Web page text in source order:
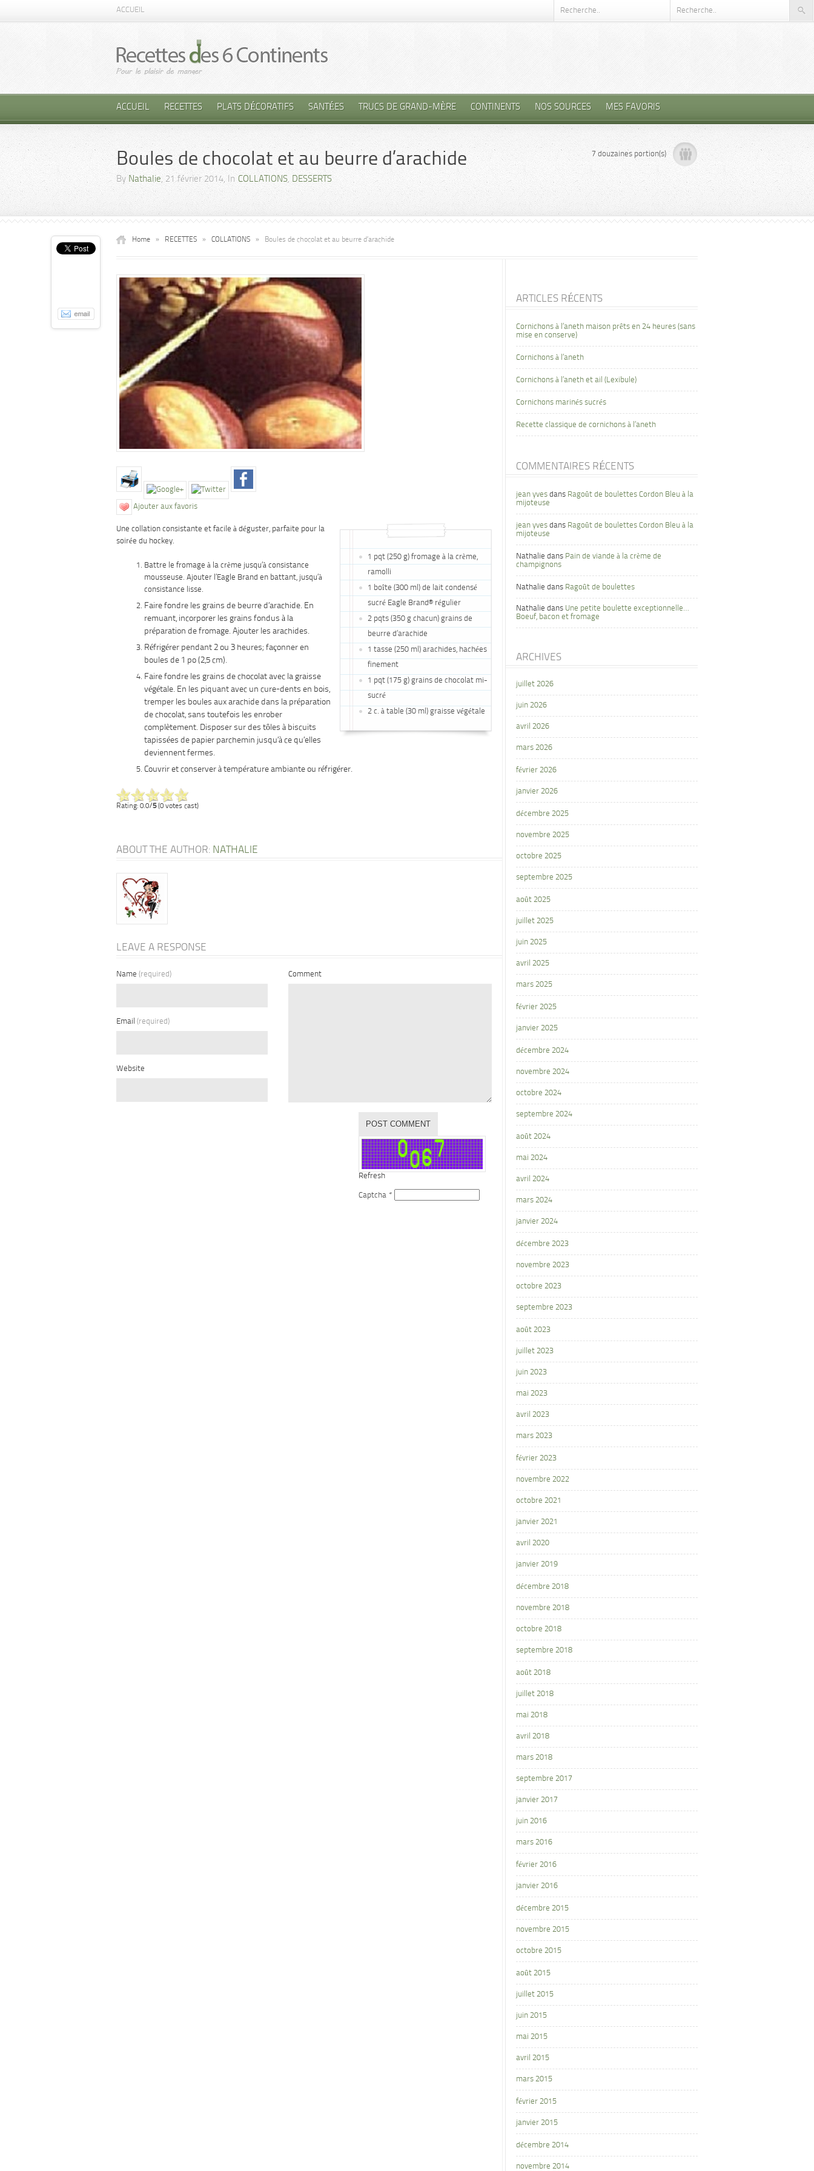
ACCUEIL
ACCUEIL RECETTES PLATS DÉCORATIFS SANTÉES TRUCS DE GRAND-MÈRE CONTINENTS NOS SOURCES MES FAVORIS
Boules de chocolat et au beurre d’arachide
By Nathalie, 21 février 2014, In COLLATIONS, DESSERTS
7 douzaines portion(s)
Home » RECETTES » COLLATIONS » Boules de chocolat et au beurre d’arachide
Ajouter aux favoris
1 pqt (250 g) fromage à la crème,
ramolli
1 boîte (300 ml) de lait condensé
sucré Eagle Brand® régulier
2 pqts (350 g chacun) grains de
beurre d’arachide
1 tasse (250 ml) arachides, hachées
finement
1 pqt (175 g) grains de chocolat mi-
sucré
2 c. à table (30 ml) graisse végétale
Une collation consistante et facile à déguster, parfaite pour la
soirée du hockey.
Battre le fromage à la crème jusqu’à consistance
mousseuse. Ajouter l’Eagle Brand en battant, jusqu’à
consistance lisse.
Faire fondre les grains de beurre d’arachide. En
remuant, incorporer les grains fondus à la
préparation de fromage. Ajouter les arachides.
Réfrigérer pendant 2 ou 3 heures; façonner en
boules de 1 po (2,5 cm).
Faire fondre les grains de chocolat avec la graisse
végétale. En les piquant avec un cure-dents en bois,
tremper les boules aux arachide dans la préparation
de chocolat, sans toutefois les enrober
complètement. Disposer sur des tôles à biscuits
tapissées de papier parchemin jusqu’à ce qu’elles
deviennent fermes.
Couvrir et conserver à température ambiante ou réfrigérer.
Rating: 0.0/5(0 votes cast)
ABOUT THE AUTHOR: NATHALIE
LEAVE A RESPONSE
Name (required)
Email (required)
Website
Comment
Refresh
Captcha *
ARTICLES RÉCENTS
Cornichons à l’aneth maison prêts en 24 heures (sans
mise en conserve)
Cornichons à l’aneth
Cornichons à l’aneth et ail (Lexibule)
Cornichons marinés sucrés
Recette classique de cornichons à l’aneth
COMMENTAIRES RÉCENTS
jean yves dans Ragoût de boulettes Cordon Bleu à la
mijoteuse
jean yves dans Ragoût de boulettes Cordon Bleu à la
mijoteuse
Nathalie dans Pain de viande à la crème de
champignons
Nathalie dans Ragoût de boulettes
Nathalie dans Une petite boulette exceptionnelle…
Boeuf, bacon et fromage
ARCHIVES
juillet 2026
juin 2026
avril 2026
mars 2026
février 2026
janvier 2026
décembre 2025
novembre 2025
octobre 2025
septembre 2025
août 2025
juillet 2025
juin 2025
avril 2025
mars 2025
février 2025
janvier 2025
décembre 2024
novembre 2024
octobre 2024
septembre 2024
août 2024
mai 2024
avril 2024
mars 2024
janvier 2024
décembre 2023
novembre 2023
octobre 2023
septembre 2023
août 2023
juillet 2023
juin 2023
mai 2023
avril 2023
mars 2023
février 2023
novembre 2022
octobre 2021
janvier 2021
avril 2020
janvier 2019
décembre 2018
novembre 2018
octobre 2018
septembre 2018
août 2018
juillet 2018
mai 2018
avril 2018
mars 2018
septembre 2017
janvier 2017
juin 2016
mars 2016
février 2016
janvier 2016
décembre 2015
novembre 2015
octobre 2015
août 2015
juillet 2015
juin 2015
mai 2015
avril 2015
mars 2015
février 2015
janvier 2015
décembre 2014
novembre 2014